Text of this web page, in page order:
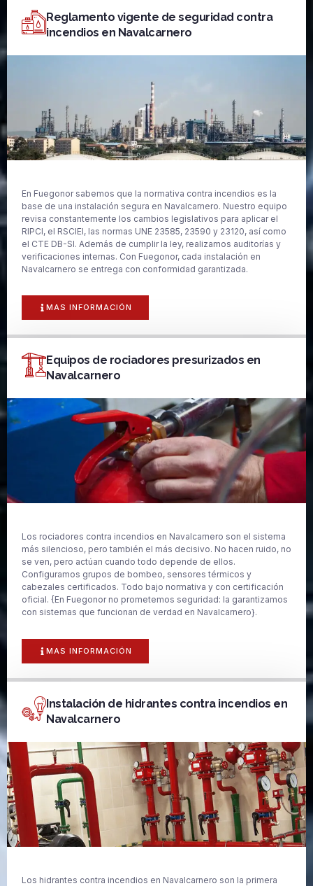
Reglamento vigente de seguridad contra
incendios en Navalcarnero
En Fuegonor sabemos que la normativa contra incendios es la
base de una instalación segura en Navalcarnero. Nuestro equipo
revisa constantemente los cambios legislativos para aplicar el
RIPCI, el RSCIEI, las normas UNE 23585, 23590 y 23120, así como
el CTE DB-SI. Además de cumplir la ley, realizamos auditorías y
verificaciones internas. Con Fuegonor, cada instalación en
Navalcarnero se entrega con conformidad garantizada.
MAS INFORMACIÓN
Equipos de rociadores presurizados en
Navalcarnero
Los rociadores contra incendios en Navalcarnero son el sistema
más silencioso, pero también el más decisivo. No hacen ruido, no
se ven, pero actúan cuando todo depende de ellos.
Configuramos grupos de bombeo, sensores térmicos y
cabezales certificados. Todo bajo normativa y con certificación
oficial. {En Fuegonor no prometemos seguridad: la garantizamos
con sistemas que funcionan de verdad en Navalcarnero}.
MAS INFORMACIÓN
Instalación de hidrantes contra incendios en
Navalcarnero
Los hidrantes contra incendios en Navalcarnero son la primera